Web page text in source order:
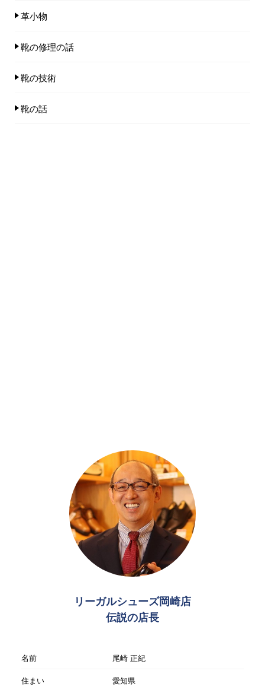
革小物
靴の修理の話
靴の技術
靴の話
リーガルシューズ岡崎店
伝説の店長
名前
尾崎 正紀
住まい
愛知県